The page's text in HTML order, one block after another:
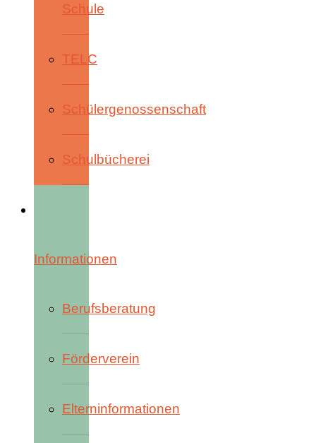
Schule
TELC
Schülergenossenschaft
Schulbücherei
Informationen
Berufsberatung
Förderverein
Elterninformationen